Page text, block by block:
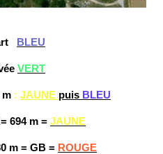
BLEU
VERT
m : JAUNE puis BLEU
694 m = JAUNE
m = GB = ROUGE